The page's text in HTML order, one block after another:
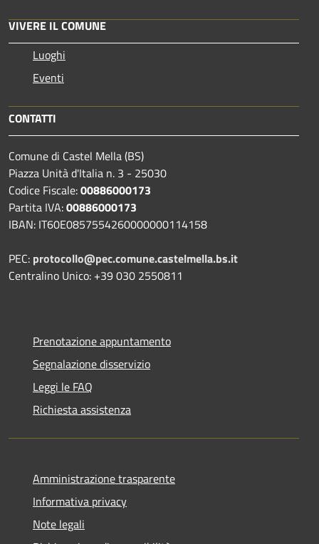
VIVERE IL COMUNE
Luoghi
Eventi
CONTATTI
Comune di Castel Mella (BS)
Piazza Unità d'Italia n. 3 - 25030
Codice Fiscale:00886000173
Partita IVA:00886000173
IBAN: IT60E0857554260000000114158
PEC: protocollo@pec.comune.castelmella.bs.it
Centralino Unico: +39 030 2550811
Prenotazione appuntamento
Segnalazione disservizio
Leggi le FAQ
Richiesta assistenza
Amministrazione trasparente
Informativa privacy
Note legali